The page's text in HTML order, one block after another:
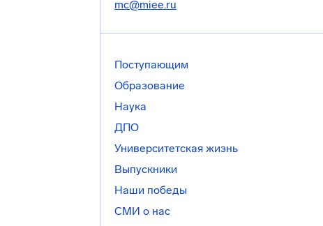
mc@miee.ru
Поступающим
Образование
Наука
ДПО
Университетская жизнь
Выпускники
Наши победы
СМИ о нас